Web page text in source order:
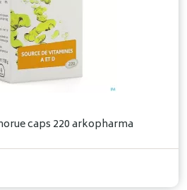
Arkogelules huile foie morue caps 220 arkopharma